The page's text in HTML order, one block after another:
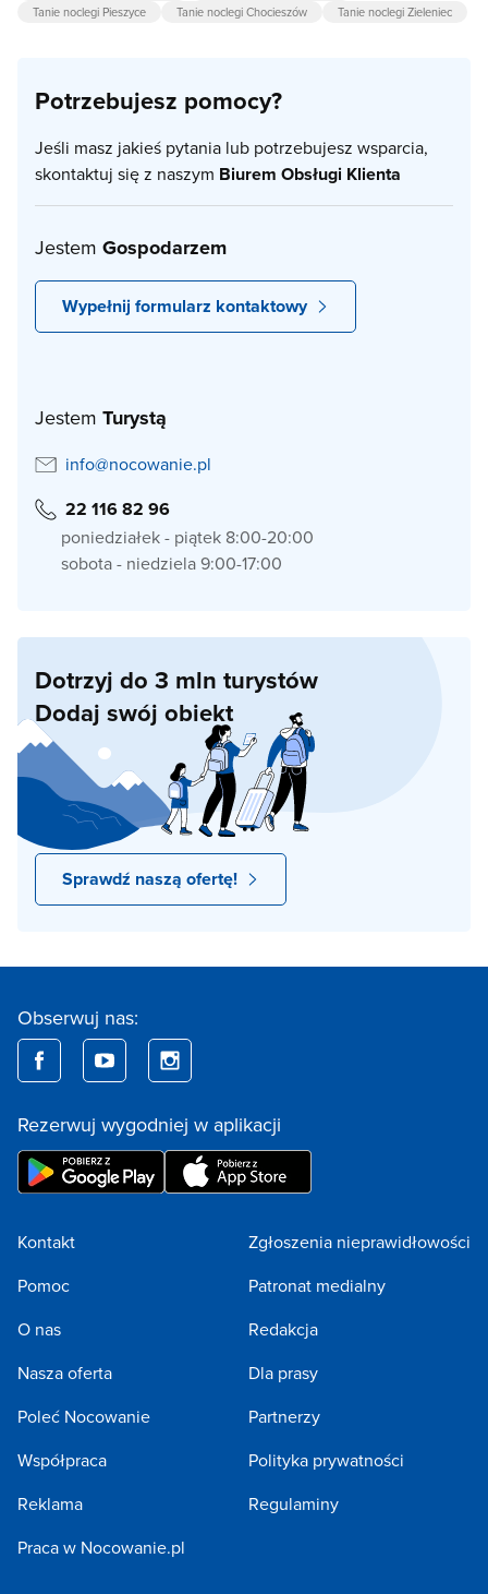
Tanie noclegi Pieszyce
Tanie noclegi Chocieszów Tanie noclegi Zieleniec
Potrzebujesz pomocy?
Jeśli masz jakieś pytania lub potrzebujesz wsparcia,
skontaktuj się z naszym Biurem Obsługi Klienta
Jestem Gospodarzem
Wypełnij formularz kontaktowy
Jestem Turystą
info@nocowanie.pl
22 116 82 96
poniedziałek - piątek 8:00-20:00
sobota - niedziela 9:00-17:00
Dotrzyj do 3 mln turystów
Dodaj swój obiekt
Sprawdź naszą ofertę!
Obserwuj nas:
Rezerwuj wygodniej w aplikacji
Kontakt
Pomoc
O nas
Nasza oferta
Poleć Nocowanie
Współpraca
Reklama
Praca w Nocowanie.pl
Zgłoszenia nieprawidłowości
Patronat medialny
Redakcja
Dla prasy
Partnerzy
Polityka prywatności
Regulaminy